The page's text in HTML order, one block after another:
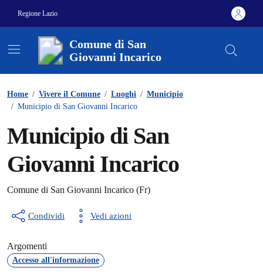
Regione Lazio
Comune di San
Giovanni Incarico
Home / Vivere il Comune / Luoghi / Municipio
/ Municipio di San Giovanni Incarico
Municipio di San
Giovanni Incarico
Comune di San Giovanni Incarico (Fr)
Condividi Vedi azioni
Argomenti
Accesso all'informazione